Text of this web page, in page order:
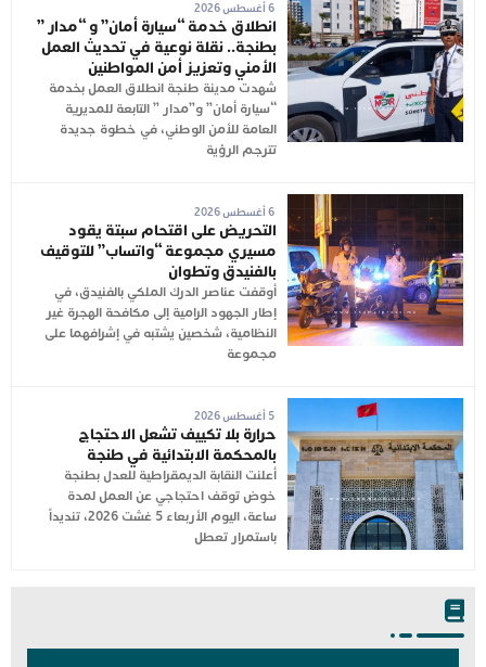
6 أغسطس 2026
انطلاق خدمة “سيارة أمان” و “مدار ”
بطنجة.. نقلة نوعية في تحديث العمل
الأمني وتعزيز أمن المواطنين
شهدت مدينة طنجة انطلاق العمل بخدمة
“سيارة أمان” و”مدار ” التابعة للمديرية
العامة للأمن الوطني، في خطوة جديدة
تترجم الرؤية
6 أغسطس 2026
التحريض على اقتحام سبتة يقود
مسيري مجموعة “واتساب” للتوقيف
بالفنيدق وتطوان
أوقفت عناصر الدرك الملكي بالفنيدق، في
إطار الجهود الرامية إلى مكافحة الهجرة غير
النظامية، شخصين يشتبه في إشرافهما على
مجموعة
5 أغسطس 2026
حرارة بلا تكييف تشعل الاحتجاج
بالمحكمة الابتدائية في طنجة
أعلنت النقابة الديمقراطية للعدل بطنجة
خوض توقف احتجاجي عن العمل لمدة
ساعة، اليوم الأربعاء 5 غشت 2026، تنديداً
باستمرار تعطل